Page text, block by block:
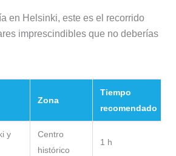
en Helsinki, este es el recorrido
imprescindibles que no deberías
Zona
Tiempo
recomendado
y
Centro
histórico
1 h